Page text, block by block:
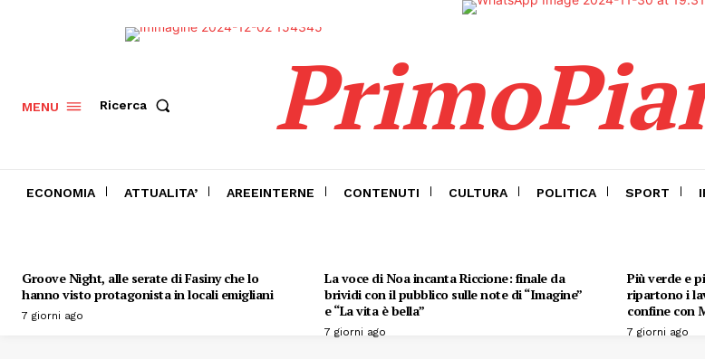
MENU Ricerca
ECONOMIA ATTUALITA’ AREEINTERNE CONTENUTI CULTURA POLITICA SPORT
Groove Night, alle serate di Fasiny che lo
hanno visto protagonista in locali emigliani
7 giorni ago
La voce di Noa incanta Riccione: finale da
brividi con il pubblico sulle note di “Imagine”
e “La vita è bella”
7 giorni ago
Più verde e
ripartono i
confine con
7 giorni ago